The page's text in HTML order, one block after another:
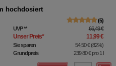
hochdosiert
5
UVP** 66,49 €
Unser Preis* 11,99 €
Sie sparen 54,50 €(82%)
Grundpreis
239,80 €pro 1 l